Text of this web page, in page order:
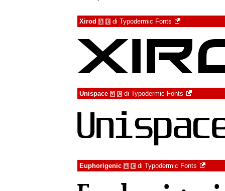
Xirod à € di Typodermic Fonts
Unispace à € di Typodermic Fonts
Euphorigenic à € di Typodermic Fonts